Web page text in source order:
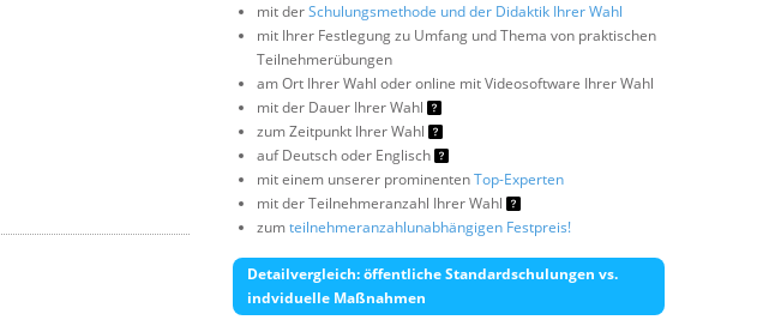
mit derSchulungsmethode und der Didaktik Ihrer Wahl
mit Ihrer Festlegung zu Umfang und Thema von praktischen
Teilnehmerübungen
am Ort Ihrer Wahl oder online mit Videosoftware Ihrer Wahl
mit der Dauer Ihrer Wahl
zum Zeitpunkt Ihrer Wahl
auf Deutsch oder Englisch
mit einem unserer prominentenTop-Experten
mit der Teilnehmeranzahl Ihrer Wahl
zumteilnehmeranzahlunabhängigen Festpreis!
Detailvergleich: öffentliche Standardschulungen vs.
indviduelle Maßnahmen